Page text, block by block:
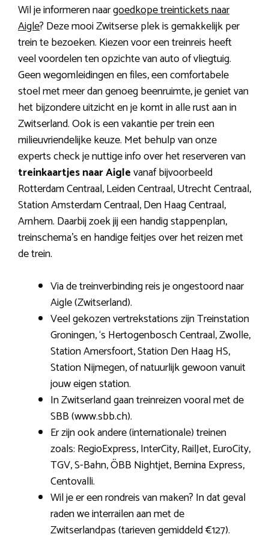
Wil je informeren naargoedkope treintickets naar
Aigle? Deze mooi Zwitserse plek is gemakkelijk per
trein te bezoeken. Kiezen voor een treinreis heeft
veel voordelen ten opzichte van auto of vliegtuig.
Geen wegomleidingen en files, een comfortabele
stoel met meer dan genoeg beenruimte, je geniet van
het bijzondere uitzicht en je komt in alle rust aan in
Zwitserland. Ook is een vakantie per trein een
milieuvriendelijke keuze. Met behulp van onze
experts check je nuttige info over het reserveren van
treinkaartjes naar Aiglevanaf bijvoorbeeld
Rotterdam Centraal, Leiden Centraal, Utrecht Centraal,
Station Amsterdam Centraal, Den Haag Centraal,
Arnhem. Daarbij zoek jij een handig stappenplan,
treinschema’s en handige feitjes over het reizen met
de trein.
Via de treinverbinding reis je ongestoord naar
Aigle (Zwitserland).
Veel gekozen vertrekstations zijn Treinstation
Groningen, ‘s Hertogenbosch Centraal, Zwolle,
Station Amersfoort, Station Den Haag HS,
Station Nijmegen, of natuurlijk gewoon vanuit
jouw eigen station.
In Zwitserland gaan treinreizen vooral met de
SBB (www.sbb.ch).
Er zijn ook andere (internationale) treinen
zoals: RegioExpress, InterCity, RailJet, EuroCity,
TGV, S-Bahn, ÖBB Nightjet, Bernina Express,
Centovalli.
Wil je er een rondreis van maken? In dat geval
raden we interrailen aan met de
Zwitserlandpas (tarieven gemiddeld €127).